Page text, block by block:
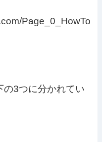
Page_0_HowTo
の3つに分かれてい